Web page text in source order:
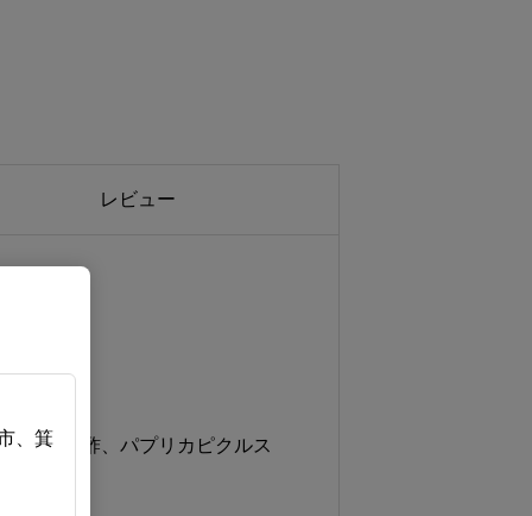
レビュー
、蛸緑酢、パプリカピクルス
、箕